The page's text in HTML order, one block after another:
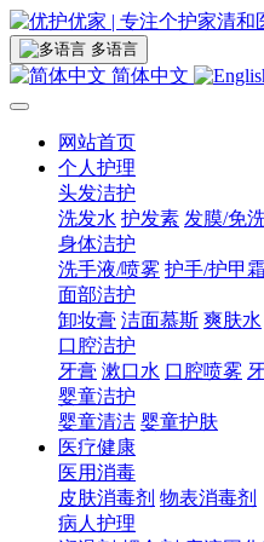
多语言
简体中文
网站首页
个人护理
头发洁护
洗发水 护发素 发膜/免
身体洁护
洗手液/喷雾 护手/护甲霜
面部洁护
卸妆膏 洁面慕斯 爽肤水
口腔洁护
牙膏 漱口水 口腔喷雾
婴童洁护
婴童清洁 婴童护肤
医疗健康
医用消毒
皮肤消毒剂 物表消毒剂
病人护理